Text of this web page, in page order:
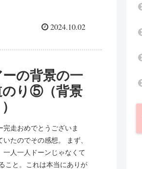
2024.10.02
の背景の一
のり⑤（背景
走おめでとうございま
たのでその感想。 まず、
一人一人ドーンじゃなくて
こと。これは本当にありが